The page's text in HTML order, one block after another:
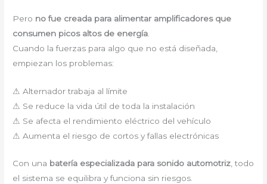
Pero no fue creada para alimentar amplificadores que
consumen picos altos de energía
Cuando la fuerzas para algo que no está diseñada,
empiezan los problemas:
⚠ Alternador trabaja al límite
⚠ Se reduce la vida útil de toda la instalación
⚠ Se afecta el rendimiento eléctrico del vehículo
⚠ Aumenta el riesgo de cortos y fallas electrónicas
Con una batería especializada para sonido automotriz, todo
el sistema se equilibra y funciona sin riesgos.